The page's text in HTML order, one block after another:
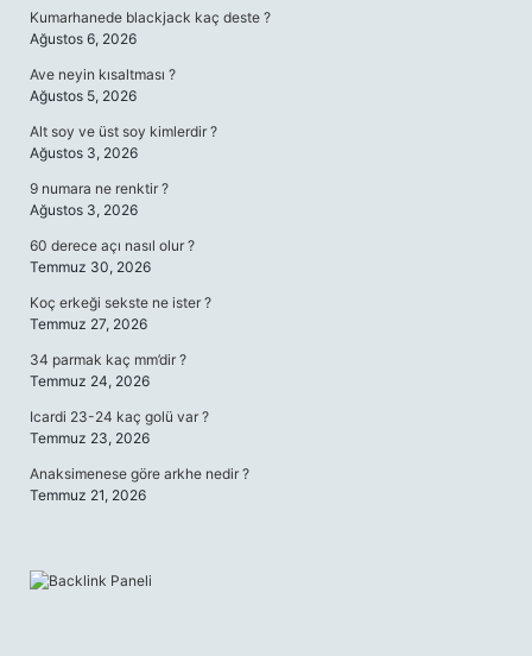
Kumarhanede blackjack kaç deste ?
Ağustos 6, 2026
Ave neyin kısaltması ?
Ağustos 5, 2026
Alt soy ve üst soy kimlerdir ?
Ağustos 3, 2026
9 numara ne renktir ?
Ağustos 3, 2026
60 derece açı nasıl olur ?
Temmuz 30, 2026
Koç erkeği sekste ne ister ?
Temmuz 27, 2026
34 parmak kaç mm’dir ?
Temmuz 24, 2026
Icardi 23-24 kaç golü var ?
Temmuz 23, 2026
Anaksimenese göre arkhe nedir ?
Temmuz 21, 2026